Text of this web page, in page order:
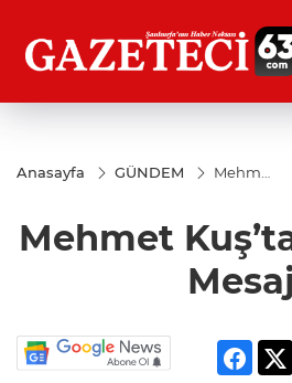
Anasayfa GÜNDEM
Mehmet
Mesajı
Mehmet